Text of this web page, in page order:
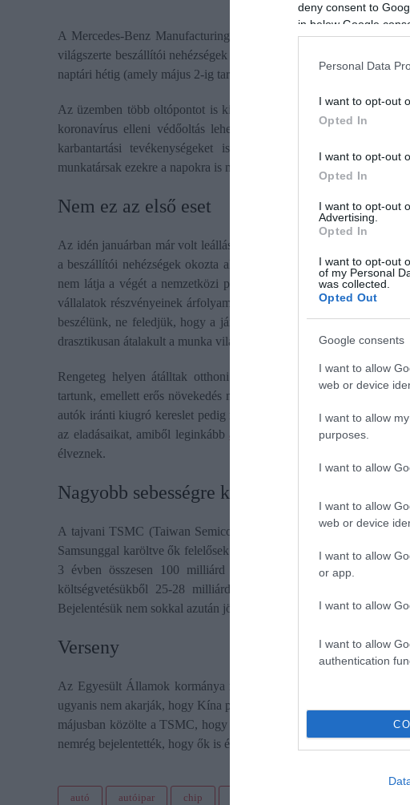
deny consent to
in below Google
Personal Data
I want to opt-out
Opted In
I want to opt-out
Opted In
I want to opt-out
Advertising.
Opted In
I want to opt-out
of my Personal
was collected.
Opted Out
Google consents
I want to allow
web or device
I want to allow
purposes.
I want to allow
I want to allow
web or device
I want to allow
or app.
I want to allow
I want to allow
authentication
A Mercedes-Benz Manufacturing Hungary Kft. tájékoztatása
világszerte beszállítói nehézségek tapasztalhatók az
naptári hétig (amely május 2-ig tart) bezárólag módosította termelési
Az üzemben több oltópontot is kialakítottak, így ezekben a
koronavírus elleni védőoltás lehetőségét, amennyiben erre önként
karbantartási tevékenységeket is ellátnak, illetve az új modell
munkatársak ezekre a napokra is megkapják alapfizetésüket, valamint
Nem ez az első eset
Az idén januárban már volt leállás a kecskeméti Mercedes gyárban:
a beszállítói nehézségek okozta alkatrészhiány miatt. A félvezető
nem látja a végét a nemzetközi piacon az elektronikai alkatrészek
vállalatok részvényeinek árfolyama az utóbbi időben rohamosan
beszélünk, ne feledjük, hogy a járvány megnövelte a keresletet,
drasztikusan átalakult a munka világa és a magánéletünk is.
Rengeteg helyen átálltak otthoni munkavégzésre, konferenciákat,
tartunk, emellett erős növekedés megy végbe a videójáték-konzolok
autók iránti kiugró kereslet pedig már csak hab a tortán. Mindezek
az eladásaikat, amiből leginkább
az autóipar jön ki vesztesként,
élveznek.
Nagyobb sebességre kapcsoltak a gyártók
A tajvani TSMC (Taiwan Semiconductor Manufacturing
Samsunggal karöltve ők felelősek a globális chipgyártás 80
3 évben összesen 100 milliárd dollárt
invesztálnak a
költségvetésükből 25-28 milliárd dollárt forgatnak vissza a
Bejelentésük nem sokkal azután jött, hogy az Intel is nyilvánosságra
Verseny
Az Egyesült Államok kormánya még Donald Trump hivatali ideje
ugyanis nem akarják, hogy Kína pole pozícióba kerüljön a kritikus
májusban közölte a TSMC, hogy Arizonában egy 12 milliárdos
nemrég bejelentették, hogy ők is építenek gyárat Arizonában, mindjárt
autó autóipar chip